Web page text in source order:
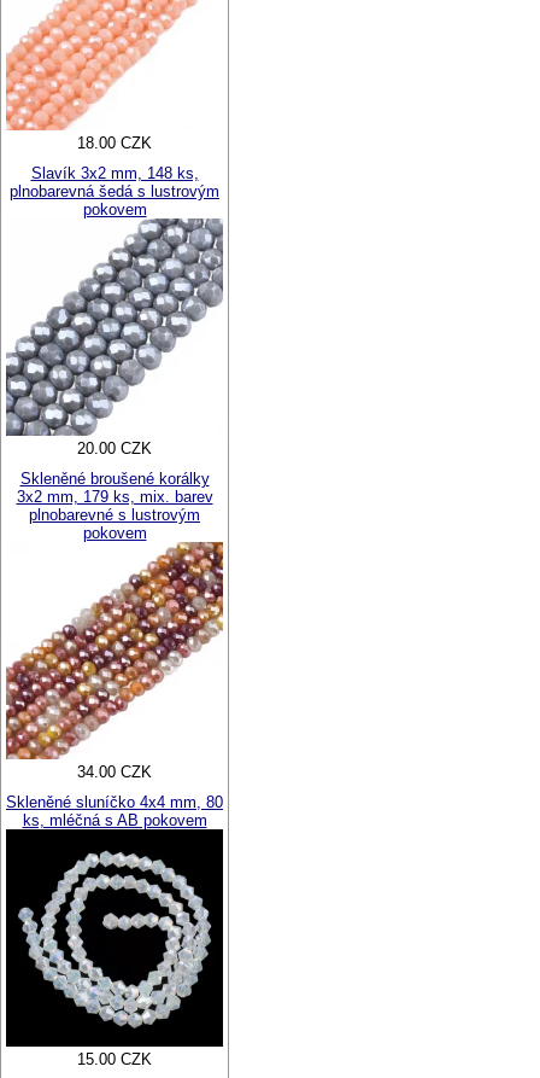
18.00 CZK
Slavík 3x2 mm, 148 ks,
plnobarevná šedá s lustrovým
pokovem
20.00 CZK
Skleněné broušené korálky
3x2 mm, 179 ks, mix. barev
plnobarevné s lustrovým
pokovem
34.00 CZK
Skleněné sluníčko 4x4 mm, 80
ks, mléčná s AB pokovem
15.00 CZK